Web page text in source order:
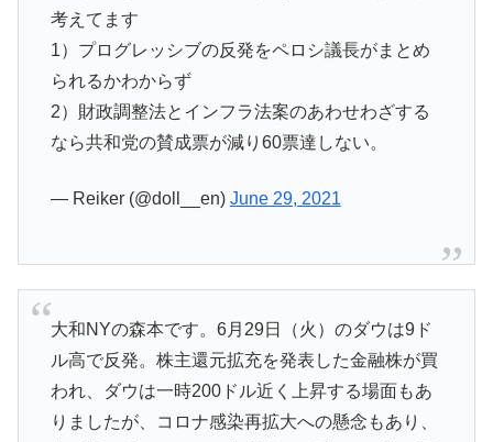
考えてます
1）プログレッシブの反発をペロシ議長がまとめ
られるかわからず
2）財政調整法とインフラ法案のあわせわざする
なら共和党の賛成票が減り60票達しない。
— Reiker (@doll__en) June 29, 2021
大和NYの森本です。6月29日（火）のダウは9ド
ル高で反発。株主還元拡充を発表した金融株が買
われ、ダウは一時200ドル近く上昇する場面もあ
りましたが、コロナ感染再拡大への懸念もあり、